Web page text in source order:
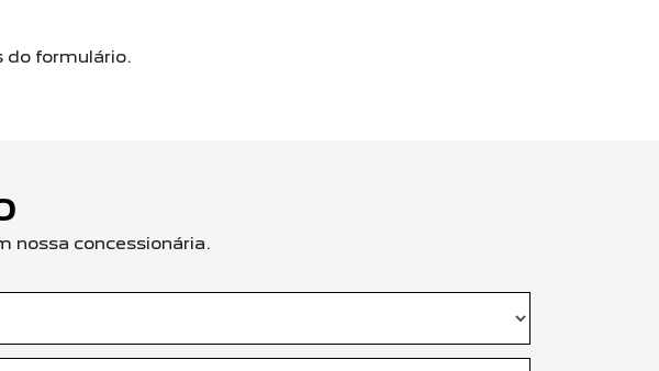
do formulário.
nossa concessionária.